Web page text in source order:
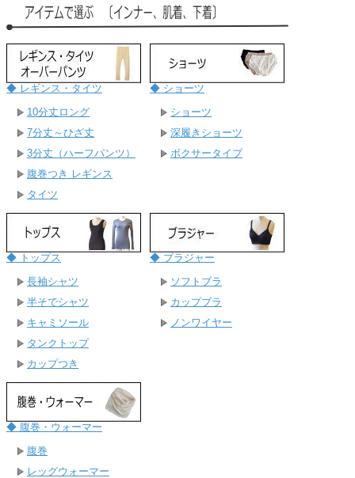
◆ レギンス・タイツ
◆ ショーツ
10分丈ロング
7分丈～ひざ丈
3分丈（ハーフパンツ）
腹巻つき レギンス
タイツ
ショーツ
深履きショーツ
ボクサータイプ
◆ トップス
◆ ブラジャー
長袖シャツ
半そでシャツ
キャミソール
タンクトップ
カップつき
ソフトブラ
カップブラ
ノンワイヤー
◆ 腹巻・ウォーマー
腹巻
レッグウォーマー